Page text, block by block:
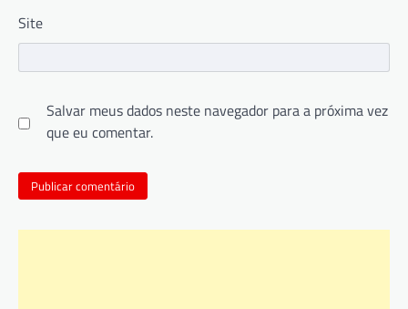
Site
Salvar meus dados neste navegador para a próxima vez
que eu comentar.